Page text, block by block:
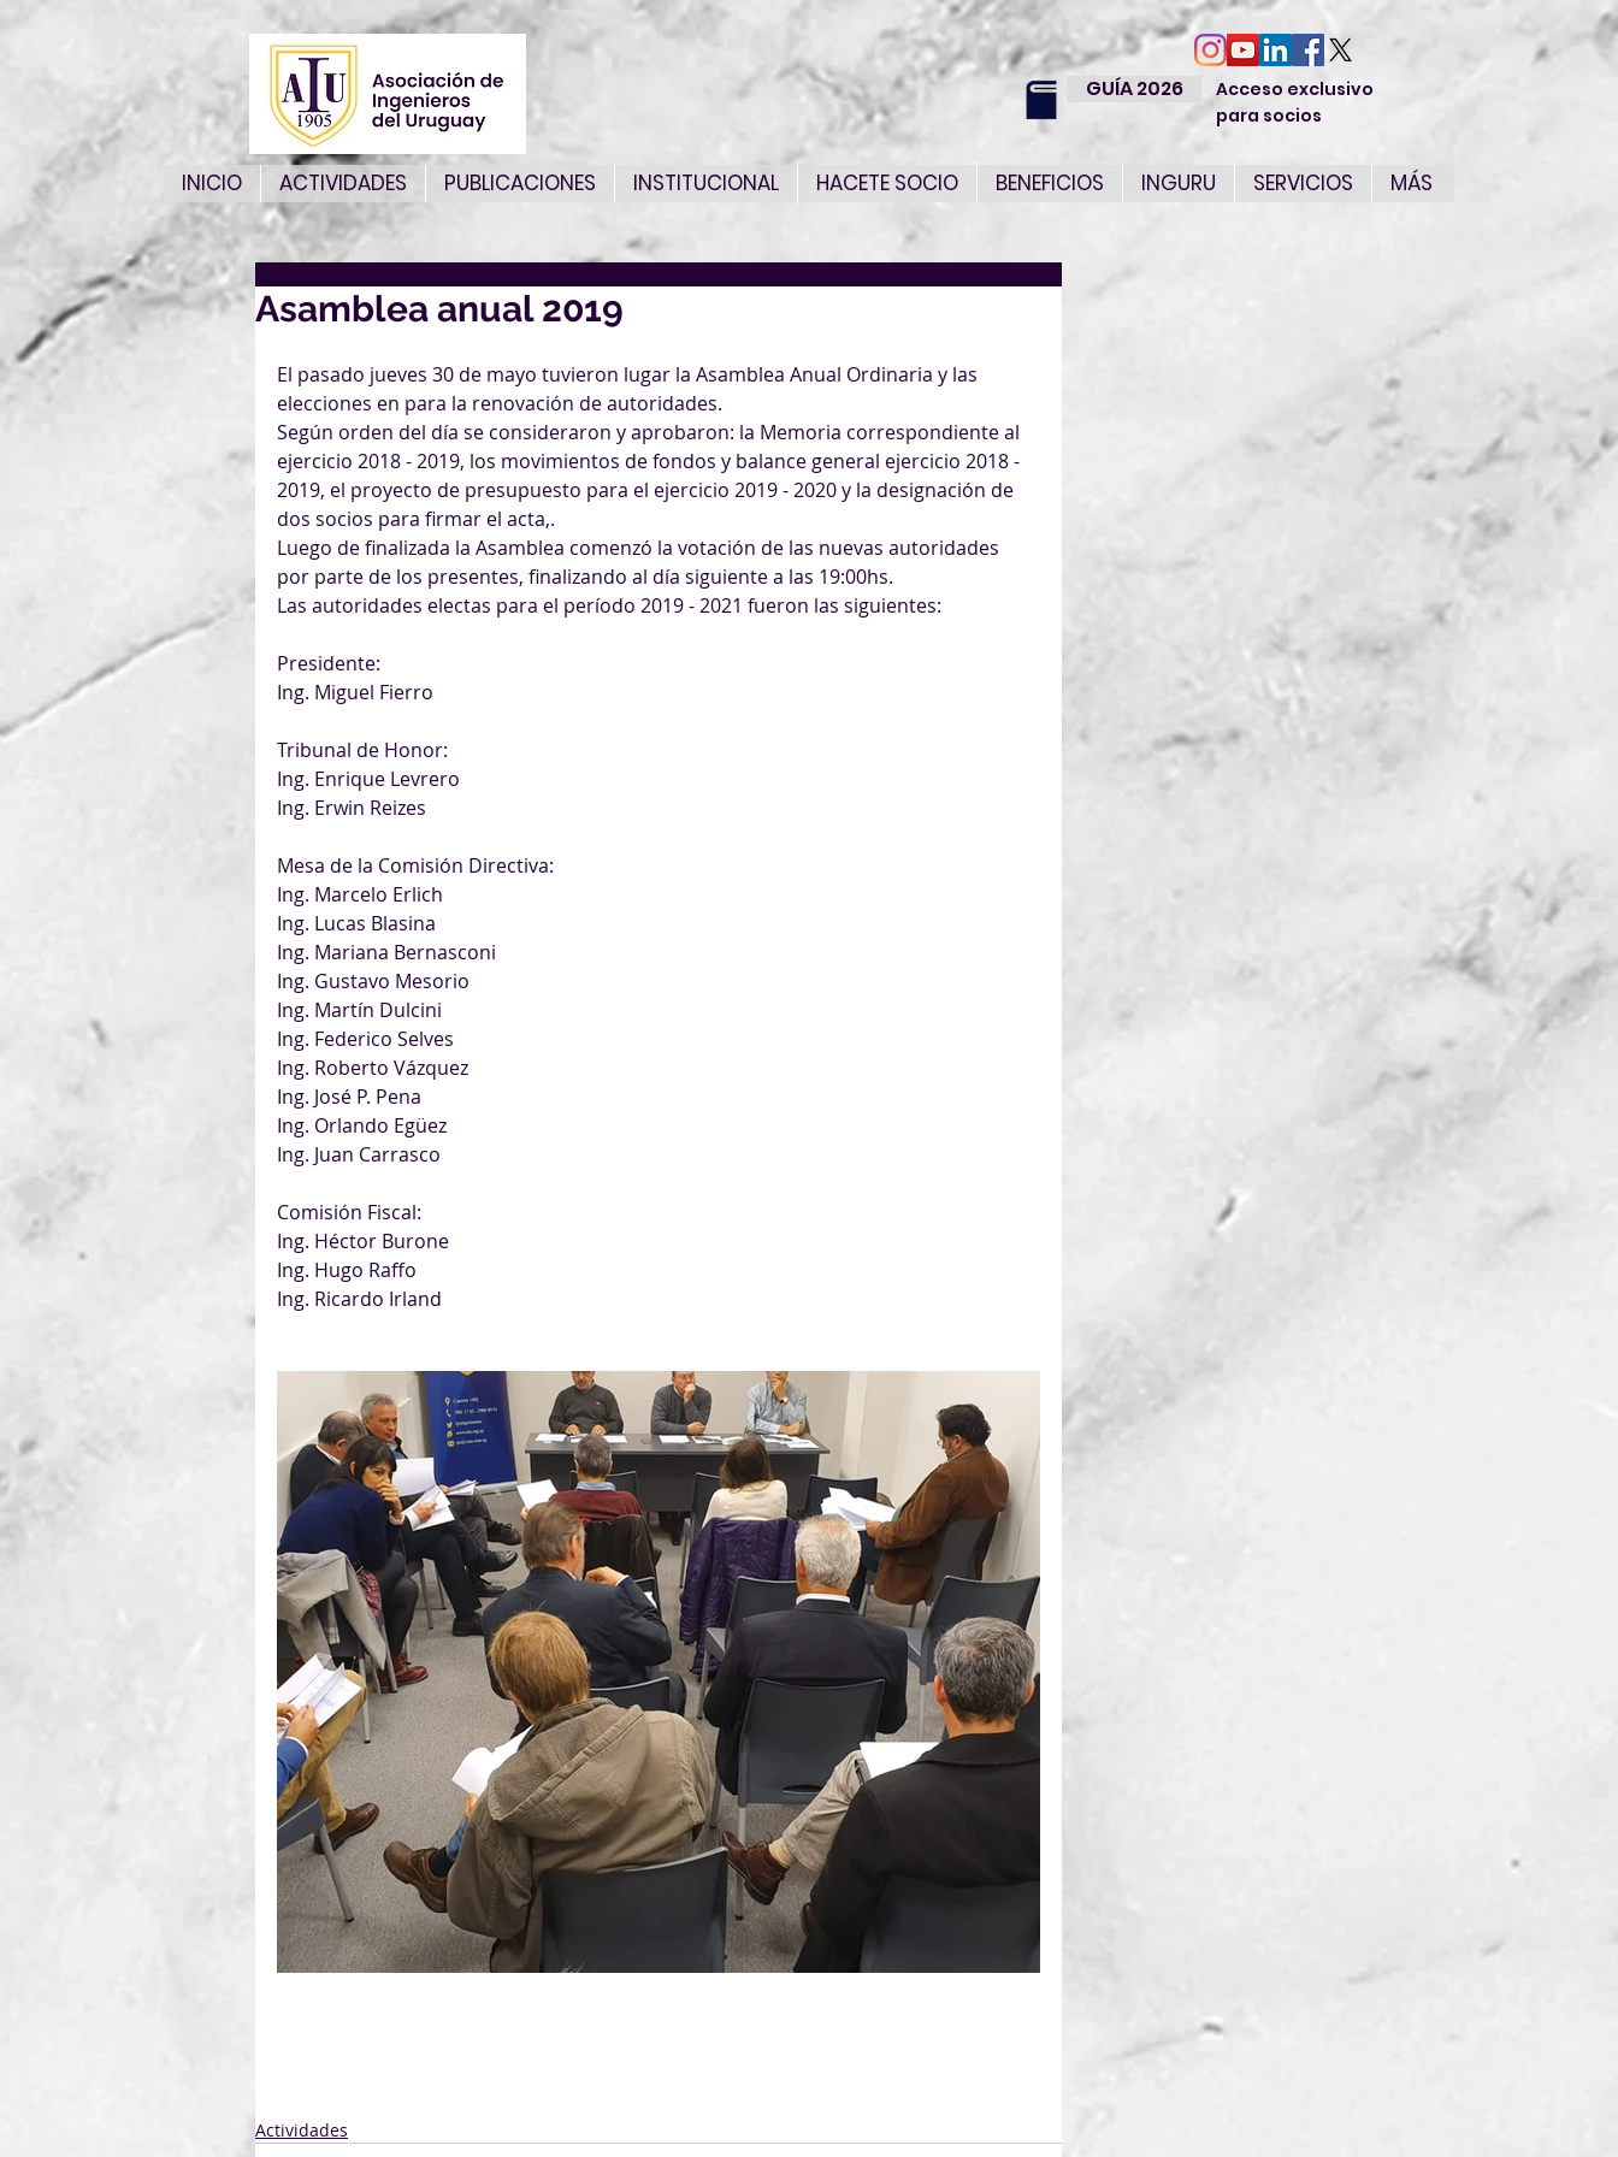
GUÍA 2026
Acceso exclusivo
para socios
INICIO ACTIVIDADES PUBLICACIONES INSTITUCIONAL HACETE SOCIO BENEFICIOS INGURU SERVICIOS MÁS
Asamblea anual 2019
El pasado jueves 30 de mayo tuvieron lugar la Asamblea Anual Ordinaria y las
elecciones en para la renovación de autoridades.
Según orden del día se consideraron y aprobaron: la Memoria correspondiente al
ejercicio 2018 - 2019, los movimientos de fondos y balance general ejercicio 2018 -
2019, el proyecto de presupuesto para el ejercicio 2019 - 2020 y la designación de
dos socios para firmar el acta,.
Luego de finalizada la Asamblea comenzó la votación de las nuevas autoridades
por parte de los presentes, finalizando al día siguiente a las 19:00hs.
Las autoridades electas para el período 2019 - 2021 fueron las siguientes:
Presidente:
Ing. Miguel Fierro
Tribunal de Honor:
Ing. Enrique Levrero
Ing. Erwin Reizes
Mesa de la Comisión Directiva:
Ing. Marcelo Erlich
Ing. Lucas Blasina
Ing. Mariana Bernasconi
Ing. Gustavo Mesorio
Ing. Martín Dulcini
Ing. Federico Selves
Ing. Roberto Vázquez
Ing. José P. Pena
Ing. Orlando Egüez
Ing. Juan Carrasco
Comisión Fiscal:
Ing. Héctor Burone
Ing. Hugo Raffo
Ing. Ricardo Irland
Actividades